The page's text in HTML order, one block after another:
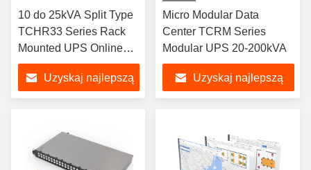
10 do 25kVA Split Type
TCHR33 Series Rack
Mounted UPS Online
Dwukrotna konwersja
Uzyskaj najlepszą
Micro Modular Data
Center TCRM Series
Modular UPS 20-200kVA
Uzyskaj najlepszą